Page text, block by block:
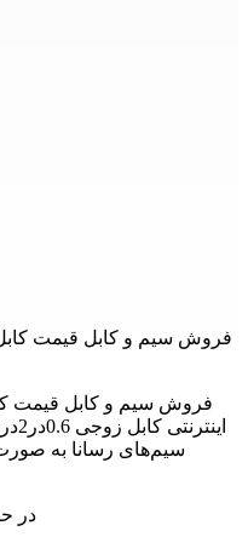
سیم‌های رسانا به صورت
در